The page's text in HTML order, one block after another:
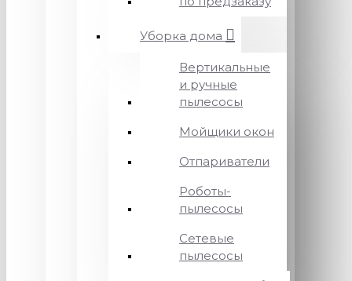
Уборка дома
Вертикальные
и ручные
пылесосы
Мойщики окон
Отпариватели
Роботы-
пылесосы
Сетевые
пылесосы